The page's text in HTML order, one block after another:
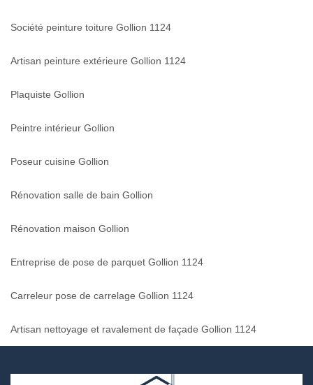
Société peinture toiture Gollion 1124
Artisan peinture extérieure Gollion 1124
Plaquiste Gollion
Peintre intérieur Gollion
Poseur cuisine Gollion
Rénovation salle de bain Gollion
Rénovation maison Gollion
Entreprise de pose de parquet Gollion 1124
Carreleur pose de carrelage Gollion 1124
Artisan nettoyage et ravalement de façade Gollion 1124